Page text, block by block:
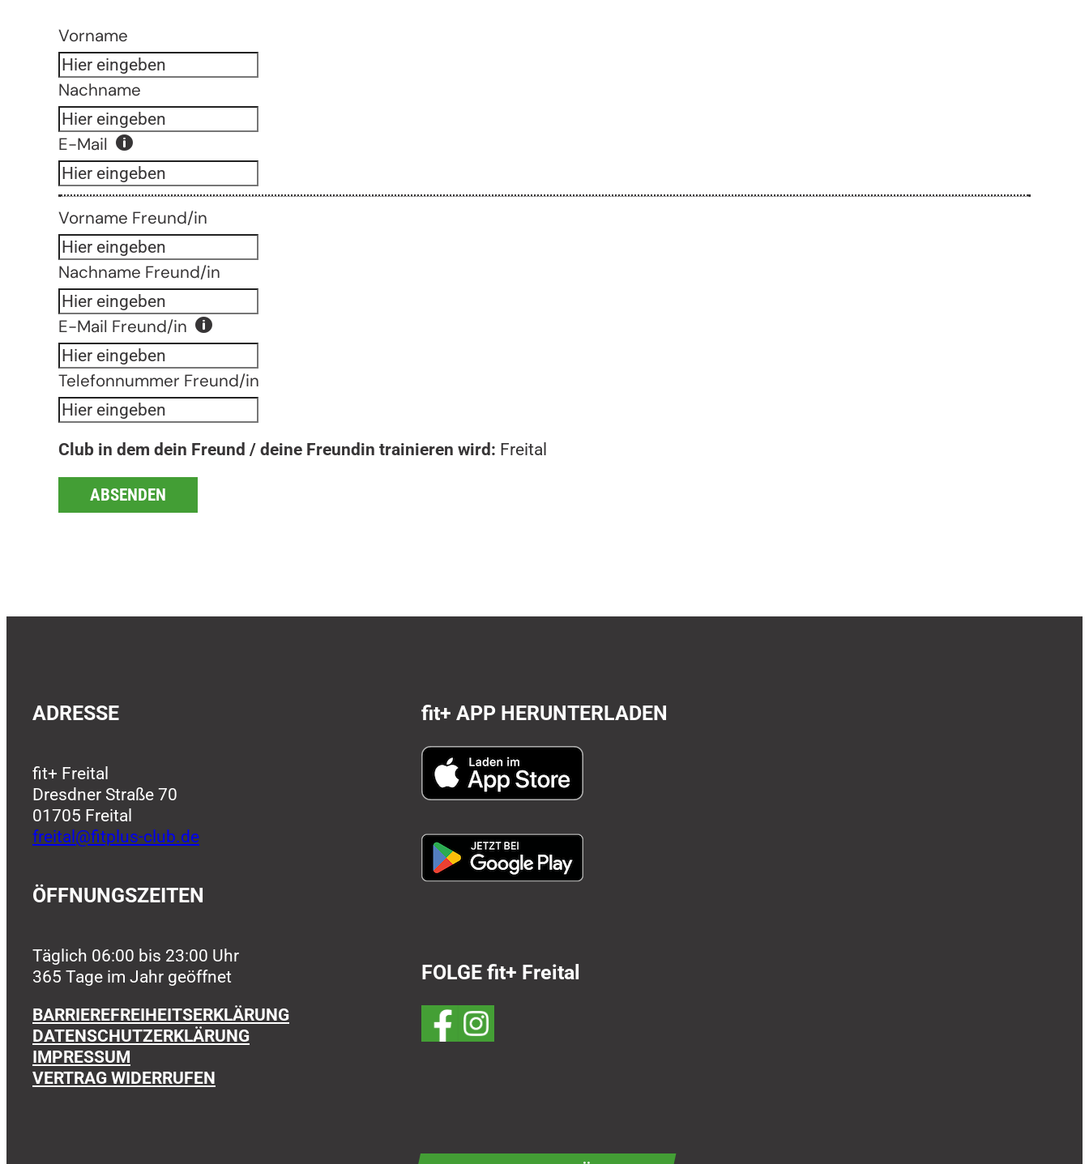
Formular überspringen
Vorname
Nachname
E-Mail
Vorname Freund/in
Nachname Freund/in
E-Mail Freund/in
Telefonnummer Freund/in
Club in dem dein Freund / deine Freundin trainieren wird: Freital
ABSENDEN
ADRESSE
fit+ Freital
Dresdner Straße 70
01705 Freital
freital@fitplus-club.de
ÖFFNUNGSZEITEN
Täglich 06:00 bis 23:00 Uhr
365 Tage im Jahr geöffnet
BARRIEREFREIHEITSERKLÄRUNG
DATENSCHUTZERKLÄRUNG
IMPRESSUM
VERTRAG WIDERRUFEN
fit+ APP HERUNTERLADEN
FOLGE fit+ Freital